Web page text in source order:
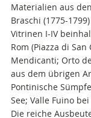
Materialien aus
Braschi (1775-
Vitrinen I-IV
Rom (Piazza di
Mendicanti; Orto
aus dem übrigen
Pontinische
See; Valle Fuino bei
Die reiche